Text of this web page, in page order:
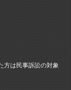
方は民事訴訟の対象